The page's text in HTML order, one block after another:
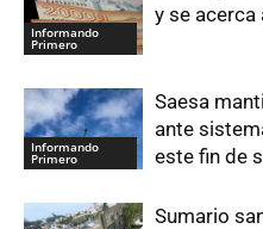
Informando
Primero
y se acerca
Informando
Primero
Saesa
ante
este fin de
Sumario